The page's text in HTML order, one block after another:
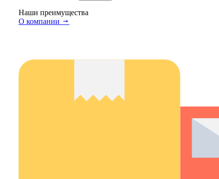
Наши преимущества
О компании